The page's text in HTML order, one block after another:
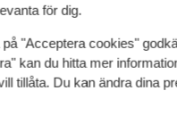
för dig.
"Acceptera cookies"
kan du hitta mer
tillåta. Du kan ändra dina
8.6